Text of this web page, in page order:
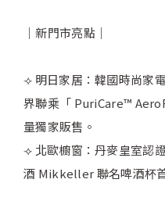
｜新門市亮點｜
⟢ 明日家居：韓國時尚家
界聯乘「 PuriCare™
量獨家販售。
​⟢ 北歐櫥窗：丹麥皇室認
酒 Mikkeller 聯名啤酒杯